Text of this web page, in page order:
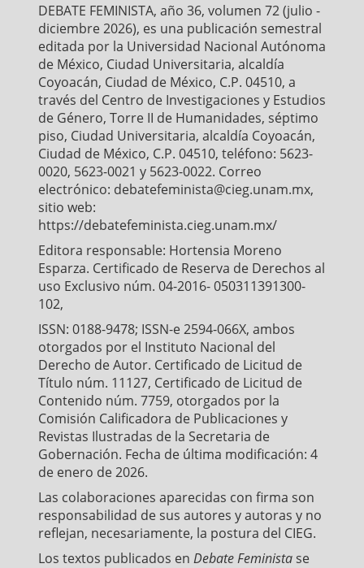
k p
DEBATE FEMINISTA, año 36, volumen 72 (julio -
diciembre 2026), es una publicación semestral
editada por la Universidad Nacional Autónoma
de México, Ciudad Universitaria, alcaldía
Coyoacán, Ciudad de México, C.P. 04510, a
través del Centro de Investigaciones y Estudios
de Género, Torre II de Humanidades, séptimo
piso, Ciudad Universitaria, alcaldía Coyoacán,
Ciudad de México, C.P. 04510, teléfono: 5623-
0020, 5623-0021 y 5623-0022. Correo
electrónico: debatefeminista@cieg.unam.mx,
sitio web:
https://debatefeminista.cieg.unam.mx/
Editora responsable: Hortensia Moreno
Esparza. Certificado de Reserva de Derechos al
uso Exclusivo núm. 04-2016- 050311391300-
102,
ISSN: 0188-9478; ISSN-e 2594-066X, ambos
otorgados por el Instituto Nacional del
Derecho de Autor. Certificado de Licitud de
Título núm. 11127, Certificado de Licitud de
Contenido núm. 7759, otorgados por la
Comisión Calificadora de Publicaciones y
Revistas Ilustradas de la Secretaria de
Gobernación. Fecha de última modificación: 4
de enero de 2026.
Las colaboraciones aparecidas con firma son
responsabilidad de sus autores y autoras y no
reflejan, necesariamente, la postura del CIEG.
Los textos publicados en Debate Feministase